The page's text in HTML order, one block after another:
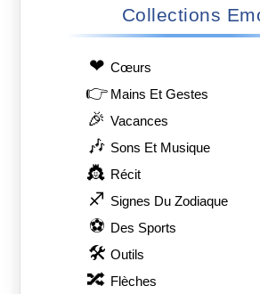
Collections
❤ Сœurs
👉 Mains Et Gestes
🎉 Vacances
🎶 Sons Et Musique
👸 Récit
♐ Signes Du Zodiaque
⚽ Des Sports
🛠 Outils
🔀 Flèches